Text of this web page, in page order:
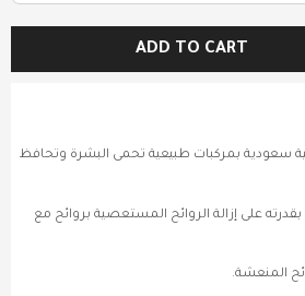
ADD TO CART
بمركبات طبيعية تحمى البشرة وتحافظ
على إزالة الروائح المستعصية بروائح مع
المنعشة.